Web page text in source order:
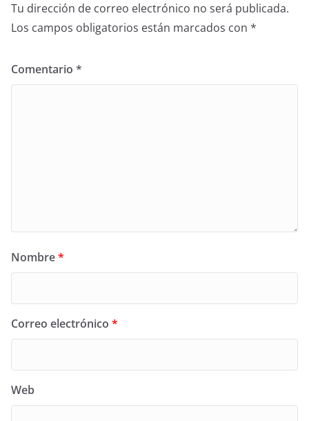
Tu dirección de correo electrónico no será publicada.
Los campos obligatorios están marcados con *
Comentario *
Nombre*
Correo electrónico *
Web